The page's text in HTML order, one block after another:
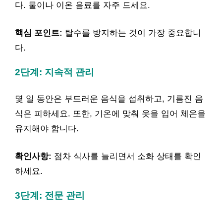
다. 물이나 이온 음료를 자주 드세요.
핵심 포인트: 탈수를 방지하는 것이 가장 중요합니
다.
2단계: 지속적 관리
몇 일 동안은 부드러운 음식을 섭취하고, 기름진 음
식은 피하세요. 또한, 기온에 맞춰 옷을 입어 체온을
유지해야 합니다.
확인사항: 점차 식사를 늘리면서 소화 상태를 확인
하세요.
3단계: 전문 관리